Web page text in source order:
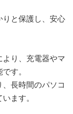
と保護し、安心
り、充電器やマ
す。
長時間のパソコ
ます。